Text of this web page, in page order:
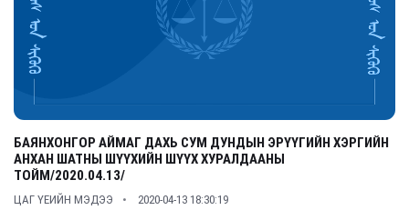
БАЯНХОНГОР АЙМАГ ДАХЬ СУМ ДУНДЫН ЭРҮҮГИЙН ХЭРГИЙН
АНХАН ШАТНЫ ШҮҮХИЙН ШҮҮХ ХУРАЛДААНЫ
ТОЙМ/2020.04.13/
ЦАГ ҮЕИЙН МЭДЭЭ 2020-04-13 18:30:19